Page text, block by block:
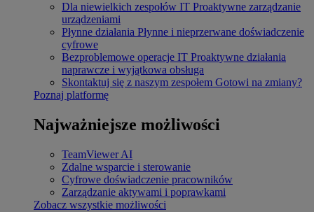
Dla niewielkich zespołów IT Proaktywne zarządzanie
urządzeniami
Płynne działania Płynne i nieprzerwane doświadczenie
cyfrowe
Bezproblemowe operacje IT Proaktywne działania
naprawcze i wyjątkowa obsługa
Skontaktuj się z naszym zespołem Gotowi na zmiany?
Poznaj platformę
Najważniejsze możliwości
TeamViewer AI
Zdalne wsparcie i sterowanie
Cyfrowe doświadczenie pracowników
Zarządzanie aktywami i poprawkami
Zobacz wszystkie możliwości